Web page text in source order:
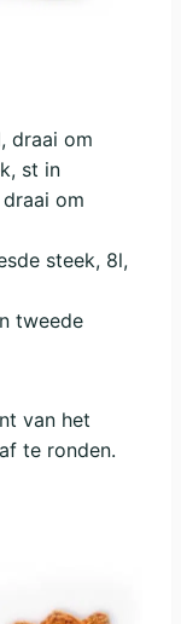
draai om
st in
om
steek, 8l,
tweede
van het
te ronden.